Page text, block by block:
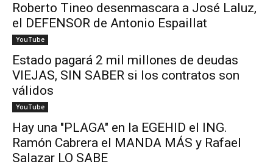
Roberto Tineo desenmascara a José Laluz,
el DEFENSOR de Antonio Espaillat
YouTube
Estado pagará 2 mil millones de deudas
VIEJAS, SIN SABER si los contratos son
válidos
YouTube
Hay una "PLAGA" en la EGEHID el ING.
Ramón Cabrera el MANDA MÁS y Rafael
Salazar LO SABE